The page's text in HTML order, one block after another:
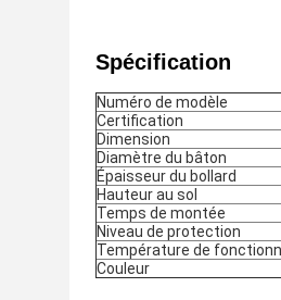
Spécification
Numéro de modèle
Certification
Dimension
Diamètre du bâton
Épaisseur du bollard
Hauteur au sol
Temps de montée
Niveau de protection
Température de
Couleur